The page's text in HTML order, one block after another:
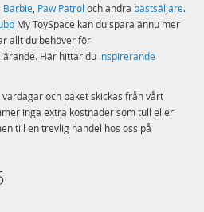
Barbie, Paw Patrol och andra bästsäljare.
My ToySpace kan du spara ännu mer
allt du behöver för
Här hittar du inspirerande
och paket skickas från vårt
inga extra kostnader som tull eller
till en trevlig handel hos oss på